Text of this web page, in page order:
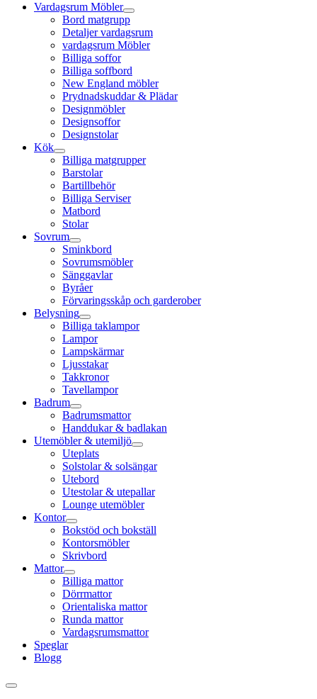
Vardagsrum Möbler
Bord matgrupp
Detaljer vardagsrum
vardagsrum Möbler
Billiga soffor
Billiga soffbord
New England möbler
Prydnadskuddar & Plädar
Designmöbler
Designsoffor
Designstolar
Kök
Billiga matgrupper
Barstolar
Bartillbehör
Billiga Serviser
Matbord
Stolar
Sovrum
Sminkbord
Sovrumsmöbler
Sänggavlar
Byråer
Förvaringsskåp och garderober
Belysning
Billiga taklampor
Lampor
Lampskärmar
Ljusstakar
Takkronor
Tavellampor
Badrum
Badrumsmattor
Handdukar & badlakan
Utemöbler & utemiljö
Uteplats
Solstolar & solsängar
Utebord
Utestolar & utepallar
Lounge utemöbler
Kontor
Bokstöd och bokställ
Kontorsmöbler
Skrivbord
Mattor
Billiga mattor
Dörrmattor
Orientaliska mattor
Runda mattor
Vardagsrumsmattor
Speglar
Blogg